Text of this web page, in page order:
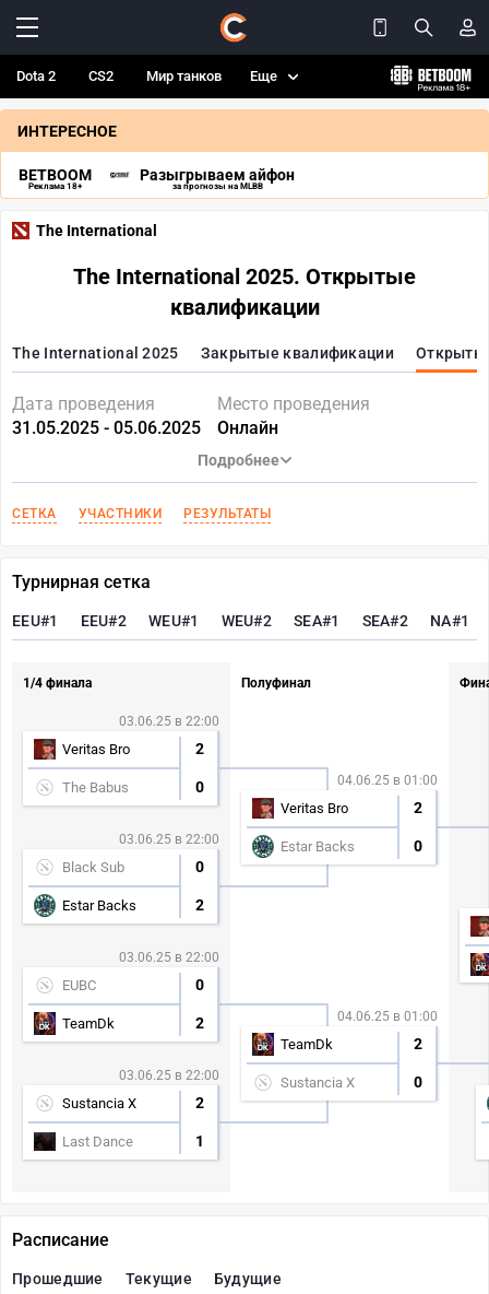
Dota 2 CS2 Мир танков Еще
ИНТЕРЕСНОЕ
BETBOOM
Реклама 18+
Разыгрываем айфон
за прогнозы на MLBB
The International
The International 2025. Открытые
квалификации
The International 2025 Закрытые квалификации
Дата проведения
31.05.2025 - 05.06.2025
Место проведения
Онлайн
Подробнее
СЕТКА УЧАСТНИКИ РЕЗУЛЬТАТЫ
Турнирная сетка
EEU#1 EEU#2 WEU#1 WEU#2 SEA#1 SEA#2 NA#1
1/4 финала
03.06.25 в 22:00
Veritas Bro 2
The Babus 0
03.06.25 в 22:00
Black Sub 0
Estar Backs 2
03.06.25 в 22:00
EUBC 0
TeamDk 2
03.06.25 в 22:00
Sustancia X 2
Last Dance 1
Полуфинал
04.06.25 в 01:00
Veritas Bro 2
Estar Backs 0
04.06.25 в 01:00
TeamDk 2
Sustancia X 0
Расписание
Прошедшие Текущие Будущие